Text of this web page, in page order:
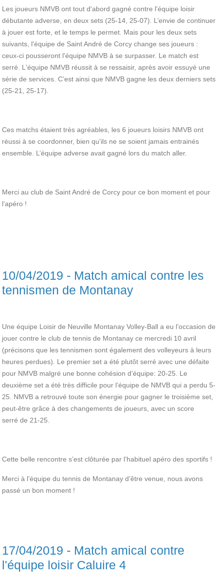
Les joueurs NMVB ont tout d'abord gagné contre l'équipe loisir
débutante adverse, en deux sets (25-14, 25-07). L’envie de continuer
à jouer est forte, et le temps le permet. Mais pour les deux sets
suivants, l'équipe de Saint André de Corcy change ses joueurs :
ceux-ci pousseront l'équipe NMVB à se surpasser. Le match est
serré. L'équipe NMVB réussit à se ressaisir, après avoir essuyé une
série de services. C’est ainsi que NMVB gagne les deux derniers sets
(25-21, 25-17).
Ces matchs étaient très agréables, les 6 joueurs loisirs NMVB ont
réussi à se coordonner, bien qu'ils ne se soient jamais entrainés
ensemble. L’équipe adverse avait gagné lors du match aller.
Merci au club de Saint André de Corcy pour ce bon moment et pour
l’apéro !
10/04/2019 - Match amical contre les
tennismen de Montanay
Une équipe Loisir de Neuville Montanay Volley-Ball a eu l’occasion de
jouer contre le club de tennis de Montanay ce mercredi 10 avril
(précisons que les tennismen sont également des volleyeurs à leurs
heures perdues). Le premier set a été plutôt serré avec une défaite
pour NMVB malgré une bonne cohésion d’équipe: 20-25. Le
deuxième set a été très difficile pour l’équipe de NMVB qui a perdu 5-
25. NMVB a retrouvé toute son énergie pour gagner le troisième set,
peut-être grâce à des changements de joueurs, avec un score
serré de 21-25.
Cette belle rencontre s’est clôturée par l’habituel apéro des sportifs !
Merci à l’équipe du tennis de Montanay d’être venue, nous avons
passé un bon moment !
17/04/2019 - Match amical contre
l'équipe loisir Caluire 4